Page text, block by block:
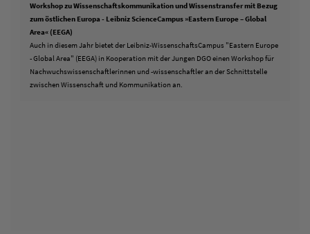
Workshop zu Wissenschaftskommunikation und Wissenstransfer mit Bezug
zum östlichen Europa - Leibniz ScienceCampus »Eastern Europe – Global
Area« (EEGA)
Auch in diesem Jahr bietet der Leibniz-WissenschaftsCampus "Eastern Europe
- Global Area" (EEGA) in Kooperation mit der Jungen DGO einen Workshop für
Nachwuchswissenschaftlerinnen und -wissenschaftler an der Schnittstelle
zwischen Wissenschaft und Kommunikation an.